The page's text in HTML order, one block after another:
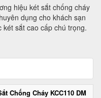
hiệu két sắt chống cháy
dụng cho khách sạn
sắt cao cấp chú trọng.
Chống Cháy KCC110 DM